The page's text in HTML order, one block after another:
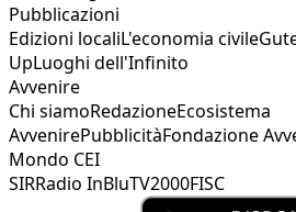
Pubblicazioni
Edizioni localiL'economia civile
UpLuoghi dell'Infinito
Avvenire
Chi siamoRedazioneEcosistema
AvvenirePubblicitàFondazione
Mondo CEI
SIRRadio InBluTV2000FISC